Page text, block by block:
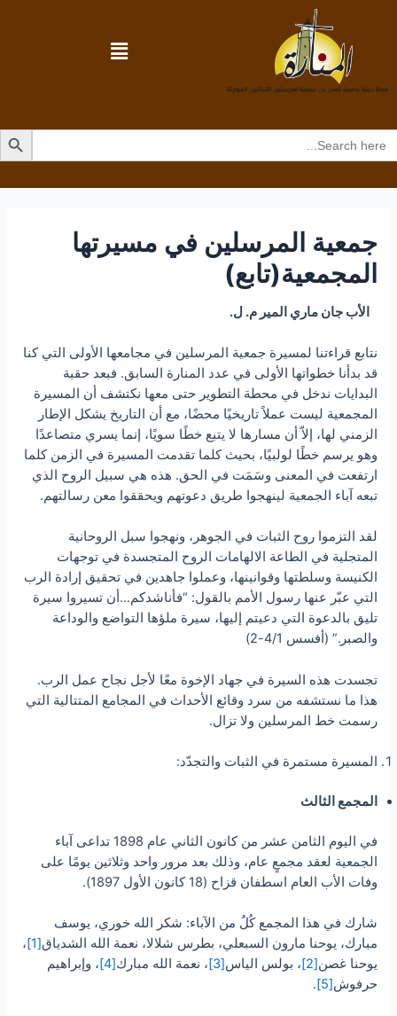
Search
for:
Search Button
جمعية المرسلين في مسيرتها
المجمعية(تابع)
الأب جان ماري المير م. ل.
نتابع قراءتنا لمسيرة جمعية المرسلين في مجامعها الأولى التي كنا
قد بدأنا خطواتها الأولى في عدد المنارة السابق. فبعد حقبة
البدايات ندخل في محطة التطوير حتى معها نكتشف أن المسيرة
المجمعية ليست عملاً تاريخيًا محضًا، مع أن التاريخ يشكل الإطار
الزمني لها، إلاّ أن مسارها لا يتبع خطًا سويًا، إنما يسري متصاعدًا
وهو يرسم خطًا لولبيًا، بحيث كلما تقدمت المسيرة في الزمن كلما
ارتفعت في المعنى وسَمَت في الحق. هذه هي سبيل الروح الذي
تبعه آباء الجمعية لينهجوا طريق دعوتهم ويحققوا معن رسالتهم.
لقد التزموا روح الثبات في الجوهر، ونهجوا سبل الروحانية
المتجلية في الطاعة الالهامات الروح المتجسدة في توجهات
الكنيسة وسلطتها وقوانينها، وعملوا جاهدين في تحقيق إرادة الرب
التي عبّر عنها رسول الأمم بالقول: “فأناشدكم…أن تسيروا سيرة
تليق بالدعوة التي دعيتم إليها، سيرة ملؤها التواضع والوداعة
والصبر.” (أفسس 4/1-2)
تجسدت هذه السيرة في جهاد الإخوة معًا لأجل نجاح عمل الرب.
هذا ما نستشفه من سرد وقائع الأحداث في المجامع المتتالية التي
رسمت خط المرسلين ولا تزال.
المسيرة مستمرة في الثبات والتجدّد:
المجمع الثالث
في اليوم الثامن عشر من كانون الثاني عام 1898 تداعى آباء
الجمعية لعقد مجمعٍ عام، وذلك بعد مرور واحد وثلاثين يومًا على
وفات الأب العام اسطفان قزاح (18 كانون الأول 1897).
شارك في هذا المجمع كُلٌ من الآباء: شكر الله خوري، يوسف
مبارك، يوحنا مارون السبعلي، بطرس شلالا، نعمة الله الشدياق[1]
،
يوحنا غصن[2] ، بولس الياس[3] ، نعمة الله مبارك[4]
، وإبراهيم
حرفوش[5]
.